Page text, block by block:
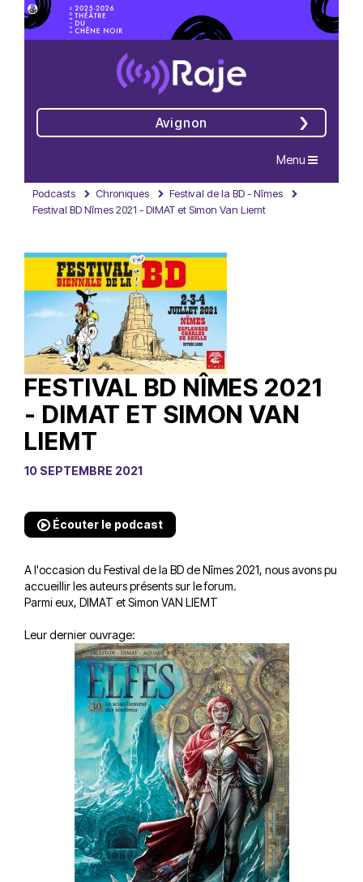
Avignon
Navigation
Menu
Podcasts Chroniques
Festival de la BD - Nîmes
Festival BD Nîmes 2021 - DIMAT et Simon Van Liemt
FESTIVAL BD NÎMES 2021
- DIMAT ET SIMON VAN
LIEMT
10 SEPTEMBRE 2021
Écouter le podcast
A l'occasion du Festival de la BD de Nîmes 2021, nous avons pu
accueillir les auteurs présents sur le forum.
Parmi eux, DIMAT et Simon VAN LIEMT
Leur dernier ouvrage: